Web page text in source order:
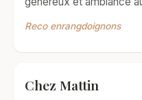
Reco enrangdoignons
Chez Mattin